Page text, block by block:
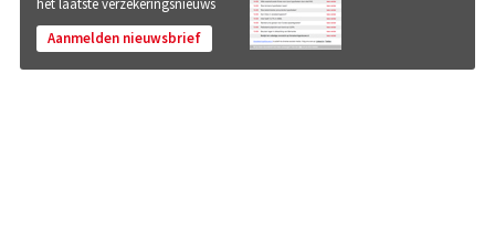
Aanmelden nieuwsbrief